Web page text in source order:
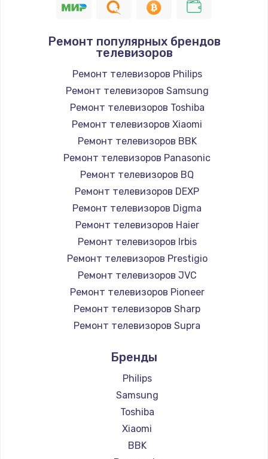
Заказать
Программный ремонт/прошивка
Замена Bluetooth/Wi-Fi модуля
Заказать
Замена картридера
890 руб.
Заказать
Замена микросхемы NFC
1100 руб.
Заказать
Замена шим-контроллера
Заказать
Настройка Wi-Fi
1030 руб.
Заказать
Ремонт популярных брендов
телевизоров
Ремонт телевизоров Philips
Ремонт телевизоров Samsung
Ремонт телевизоров Toshiba
Ремонт телевизоров Xiaomi
Ремонт телевизоров BBK
Ремонт телевизоров Panasonic
Ремонт телевизоров BQ
Ремонт телевизоров DEXP
Ремонт телевизоров Digma
Ремонт телевизоров Haier
Ремонт телевизоров Irbis
Ремонт телевизоров Prestigio
Ремонт телевизоров JVC
Ремонт телевизоров Pioneer
Ремонт телевизоров Sharp
Ремонт телевизоров Supra
Ремонт телевизоров Hisense
Ремонт телевизоров Daewoo
Ремонт телевизоров Centek
Ремонт телевизоров Telefunken
Ремонт телевизоров Hyundai
Ремонт телевизоров Doffler
Бренды
Philips
Samsung
Toshiba
Xiaomi
BBK